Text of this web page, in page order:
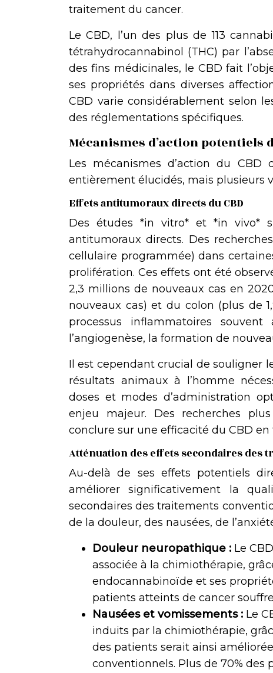
traitement du cancer.
Le CBD, l’un des plus de 113
tétrahydrocannabinol (THC) par
des fins médicinales, le CBD fait
ses propriétés dans diverses
CBD varie considérablement selon
des réglementations spécifiques.
Mécanismes d’action potentiels
Les mécanismes d’action du
entièrement élucidés, mais plusieurs
Effets antitumoraux directs du CBD
Des études *in vitro* et *in vivo*
antitumoraux directs. Des
cellulaire programmée) dans
prolifération. Ces effets ont été
2,3 millions de nouveaux cas en
nouveaux cas) et du colon (plus de
processus inflammatoires
l’angiogenèse, la formation de
Il est cependant crucial de souligner
résultats animaux à l’homme
doses et modes d’administration
enjeu majeur. Des recherches
conclure sur une efficacité du CBD
Atténuation des effets secondaires des
Au-delà de ses effets potentiels
améliorer significativement la
secondaires des traitements
de la douleur, des nausées, de
Douleur neuropathique : Le
associée à la chimiothérapie,
endocannabinoïde et ses
patients atteints de cancer
Nausées et vomissements : Le
induits par la chimiothérapie,
des patients serait ainsi
conventionnels. Plus de 70%